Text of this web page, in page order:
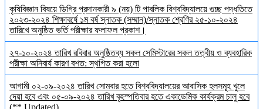
কৃষিবিজ্ঞান বিষয়ে ডিগ্রি প্রদানকারী ৯ (নয়) টি পাবলিক বিশ্ববিদ্যালয়ে গুচ্ছ পদ্ধতিতে
২০২৩-২০২৪ শিক্ষাবর্ষে ১ম বর্ষ স্নাতক (সম্মান)/স্নাতক শ্রেণির ২৫-১০-২০২৪
তারিখে অনুষ্ঠিত ভর্তি পরীক্ষার ফলাফল প্রকাশ।
২৭-১০-২০২৪ তারিখ রবিবার অনুষ্ঠিতব্য সকল সেমিস্টারের সকল তত্বীয় ও ব্যবহারিক
পরীক্ষা অনিবার্য কারণ বশত: স্থগিত করা হলো
আগামী ০২-০৯-২০২৪ তারিখ সোমবার হতে বিশ্ববিদ্যালয়ের আবাসিক হলসমূহ খুলে
দেয়া হবে এবং ০৫-০৯-২০২৪ তারিখ বৃহস্পতিবার হতে একাডেমিক কার্যক্রম চালু হবে